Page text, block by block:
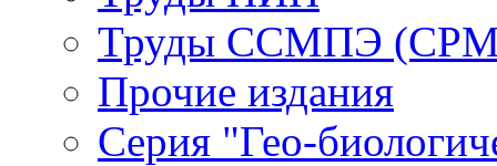
Труды ССМПЭ
Прочие издания
Серия "Гео-